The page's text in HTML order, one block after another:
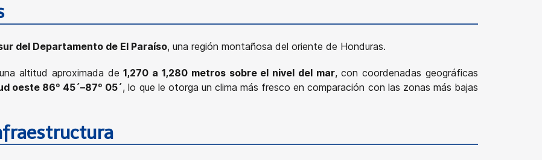
del Departamento de El Paraíso, una región montañosa del oriente de Honduras.
altitud aproximada de1,270 a 1,280 metros sobre el nivel del mar, con coordenadas geográficas
oeste 86º 45´–87º 05´, lo que le otorga un clima más fresco en comparación con las zonas más bajas